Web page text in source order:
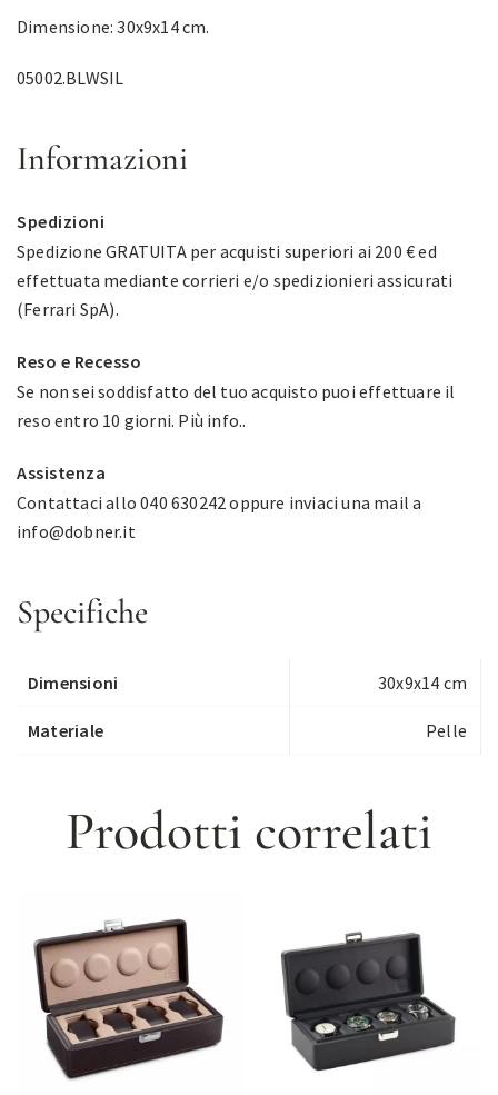
Dimensione: 30x9x14 cm.
05002.BLWSIL
Informazioni
Spedizioni
Spedizione GRATUITA per acquisti superiori ai 200 € ed
effettuata mediante corrieri e/o spedizionieri assicurati
(Ferrari SpA).
Reso e Recesso
Se non sei soddisfatto del tuo acquisto puoi effettuare il
reso entro 10 giorni. Più info..
Assistenza
Contattaci allo 040 630242 oppure inviaci una mail a
info@dobner.it
Specifiche
Dimensioni 30x9x14 cm
Materiale Pelle
Prodotti correlati